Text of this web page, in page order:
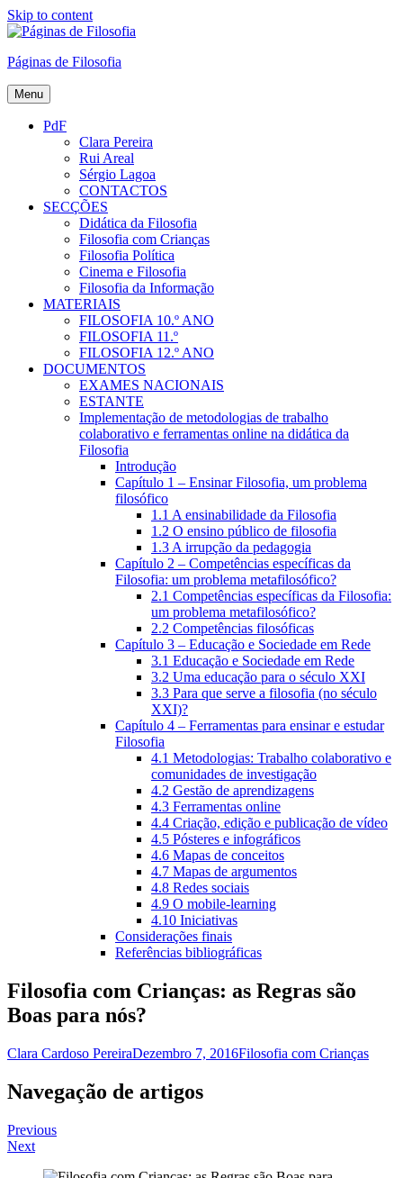
Skip to content
Páginas de Filosofia
Menu
PdF
Clara Pereira
Rui Areal
Sérgio Lagoa
CONTACTOS
SECÇÕES
Didática da Filosofia
Filosofia com Crianças
Filosofia Política
Cinema e Filosofia
Filosofia da Informação
MATERIAIS
FILOSOFIA 10.º ANO
FILOSOFIA 11.º
FILOSOFIA 12.º ANO
DOCUMENTOS
EXAMES NACIONAIS
ESTANTE
Implementação de metodologias de trabalho
colaborativo e ferramentas online na didática da
Filosofia
Introdução
Capítulo 1 – Ensinar Filosofia, um problema
filosófico
1.1 A ensinabilidade da Filosofia
1.2 O ensino público de filosofia
1.3 A irrupção da pedagogia
Capítulo 2 – Competências específicas da
Filosofia: um problema metafilosófico?
2.1 Competências específicas da Filosofia:
um problema metafilosófico?
2.2 Competências filosóficas
Capítulo 3 – Educação e Sociedade em Rede
3.1 Educação e Sociedade em Rede
3.2 Uma educação para o século XXI
3.3 Para que serve a filosofia (no século
XXI)?
Capítulo 4 – Ferramentas para ensinar e estudar
Filosofia
4.1 Metodologias: Trabalho colaborativo e
comunidades de investigação
4.2 Gestão de aprendizagens
4.3 Ferramentas online
4.4 Criação, edição e publicação de vídeo
4.5 Pósteres e infográficos
4.6 Mapas de conceitos
4.7 Mapas de argumentos
4.8 Redes sociais
4.9 O mobile-learning
4.10 Iniciativas
Considerações finais
Referências bibliográficas
Filosofia com Crianças: as Regras são
Boas para nós?
Clara Cardoso PereiraDezembro 7, 2016Filosofia com Crianças
Navegação de artigos
Previous
Next